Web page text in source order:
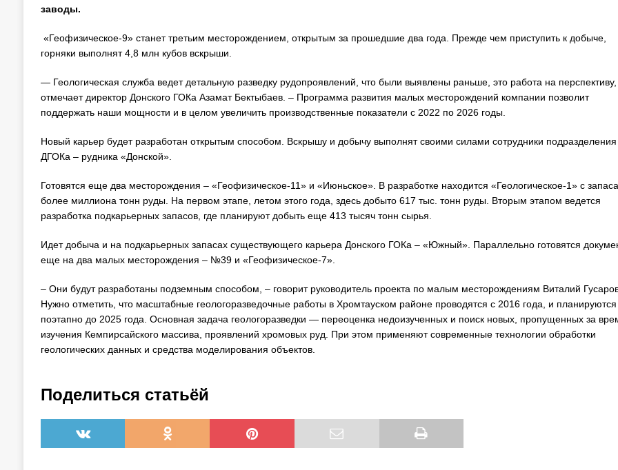
заводы.
«Геофизическое-9» станет третьим месторождением, открытым за прошедшие два года. Прежде чем приступить к добыче,
горняки выполнят 4,8 млн кубов вскрыши.
— Геологическая служба ведет детальную разведку рудопроявлений, что были выявлены раньше, это работа на
отмечает директор Донского ГОКа Азамат Бектыбаев. – Программа развития малых месторождений компании позволит
поддержать наши мощности и в целом увеличить производственные показатели с 2022 по 2026 годы.
Новый карьер будет разработан открытым способом. Вскрышу и добычу выполнят своими силами сотрудники подразделения
ДГОКа – рудника «Донской».
Готовятся еще два месторождения – «Геофизическое-11» и «Июньское». В разработке находится «Геологическое-1» с
более миллиона тонн руды. На первом этапе, летом этого года, здесь добыто 617 тыс. тонн руды. Вторым этапом ведется
разработка подкарьерных запасов, где планируют добыть еще 413 тысяч тонн сырья.
Идет добыча и на подкарьерных запасах существующего карьера Донского ГОКа – «Южный». Параллельно готовятся
еще на два малых месторождения – №39 и «Геофизическое-7».
– Они будут разработаны подземным способом, – говорит руководитель проекта по малым месторождениям Виталий
Нужно отметить, что масштабные геологоразведочные работы в Хромтауском районе проводятся с 2016 года, и планируются
поэтапно до 2025 года. Основная задача геологоразведки — переоценка недоизученных и поиск новых, пропущенных за
изучения Кемпирсайского массива, проявлений хромовых руд. При этом применяют современные технологии обработки
геологических данных и средства моделирования объектов.
Поделиться статьёй